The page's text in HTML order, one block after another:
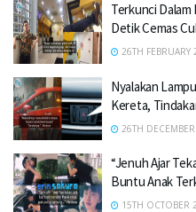
Terkunci Dalam
Detik Cemas
26TH FEBRUARY
Nyalakan
Kereta,
26TH
“Jenuh Ajar
Buntu Anak
15TH OCTOBER